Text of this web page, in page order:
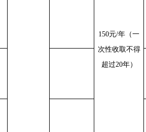
150元/年（一
次性收取不得
超过20年）